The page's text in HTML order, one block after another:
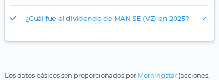
¿Cuál fue el dividendo de MAN SE (VZ) en 2025?
Los datos básicos son proporcionados por Morningstar (acciones,